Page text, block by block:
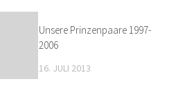
Unsere Prinzenpaare 1997-
2006
16. JULI 2013